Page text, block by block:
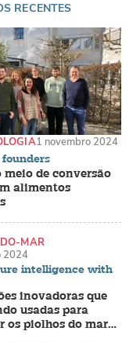
RECENTES
meio de conversão
alimentos
1 novembro 2024
intelligence with
inovadoras que
usadas para
os piolhos do mar
MAR
2024